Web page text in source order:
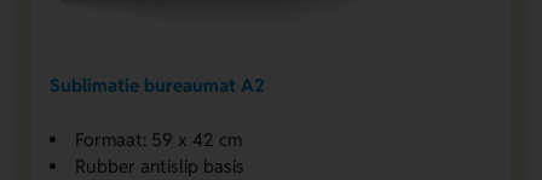
Sublimatie bureaumat A2
Formaat: 59 x 42 cm
Rubber antislip basis